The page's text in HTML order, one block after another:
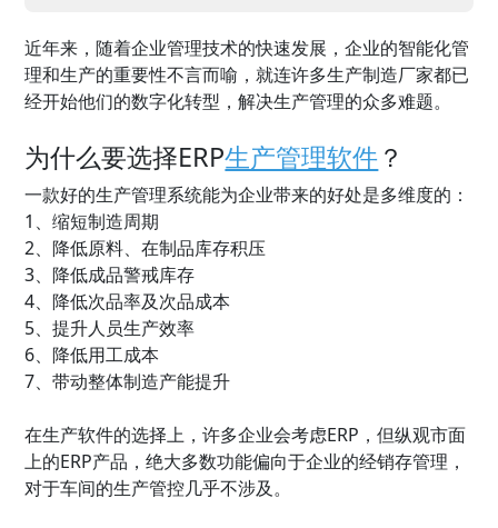
近年来，随着企业管理技术的快速发展，企业的智能化管
理和生产的重要性不言而喻，就连许多生产制造厂家都已
经开始他们的数字化转型，解决生产管理的众多难题。
为什么要选择ERP生产管理软件？
一款好的生产管理系统能为企业带来的好处是多维度的：
1、缩短制造周期
2、降低原料、在制品库存积压
3、降低成品警戒库存
4、降低次品率及次品成本
5、提升人员生产效率
6、降低用工成本
7、带动整体制造产能提升
在生产软件的选择上，许多企业会考虑ERP，但纵观市面
上的ERP产品，绝大多数功能偏向于企业的经销存管理，
对于车间的生产管控几乎不涉及。